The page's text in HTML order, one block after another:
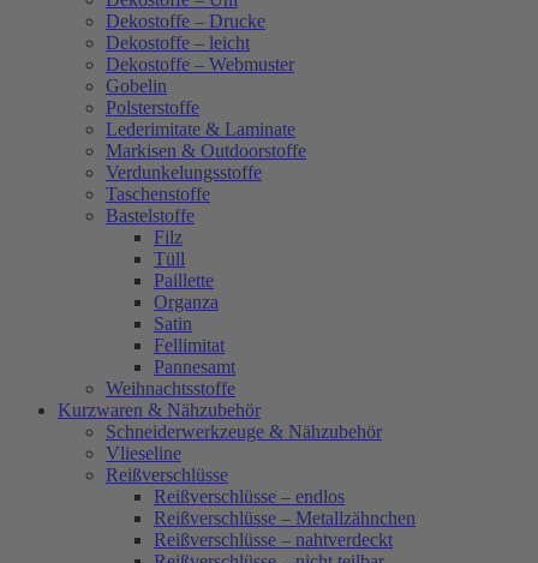
Dekostoffe – Drucke
Dekostoffe – leicht
Dekostoffe – Webmuster
Gobelin
Polsterstoffe
Lederimitate & Laminate
Markisen & Outdoorstoffe
Verdunkelungsstoffe
Taschenstoffe
Bastelstoffe
Filz
Tüll
Paillette
Organza
Satin
Fellimitat
Pannesamt
Weihnachtsstoffe
Kurzwaren & Nähzubehör
Schneiderwerkzeuge & Nähzubehör
Vlieseline
Reißverschlüsse
Reißverschlüsse – endlos
Reißverschlüsse – Metallzähnchen
Reißverschlüsse – nahtverdeckt